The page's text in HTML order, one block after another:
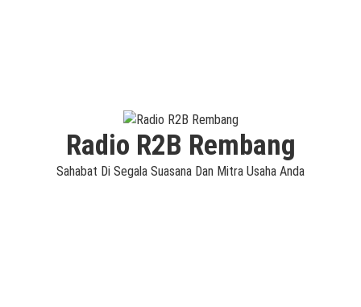
Radio R2B Rembang
Sahabat Di Segala Suasana Dan Mitra Usaha Anda